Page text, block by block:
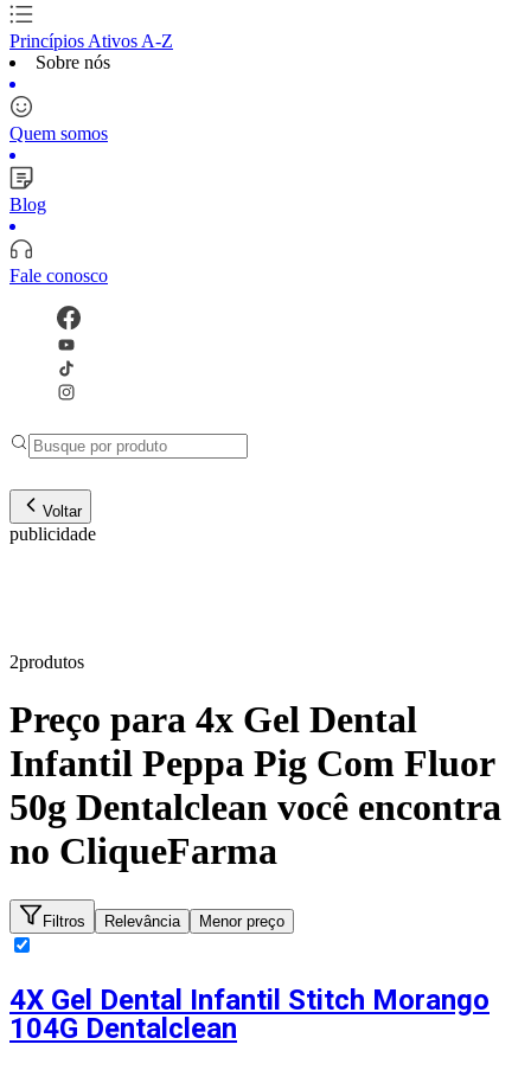
Princípios Ativos A-Z
Sobre nós
Quem somos
Blog
Fale conosco
Voltar
publicidade
2produtos
Preço para 4x Gel Dental
Infantil Peppa Pig Com Fluor
50g Dentalclean você encontra
no CliqueFarma
Filtros Relevância Menor preço
4X Gel Dental Infantil Stitch Morango
104G Dentalclean